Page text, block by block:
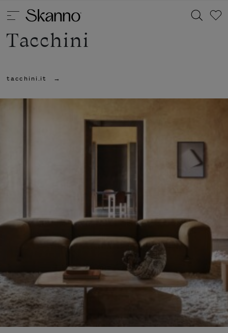
Haku
Type 2 or more characters for results.
Tacchini
tacchini.it